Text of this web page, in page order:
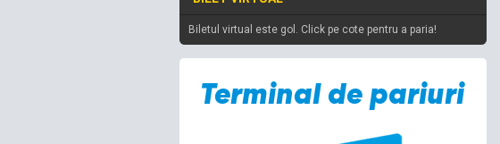
Biletul virtual este gol. Click pe cote pentru a paria!